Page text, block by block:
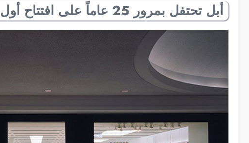
أبل تحتفل بمرور 25 عاماً على افتتاح أول متاجرها